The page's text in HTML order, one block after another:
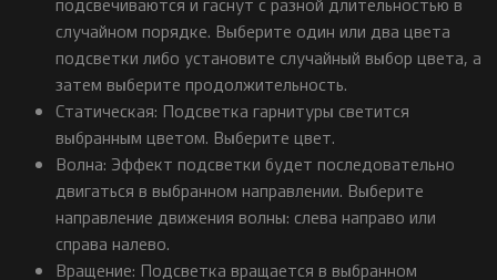
подсвечиваются и гаснут с разной длительностью в
случайном порядке. Выберите один или два цвета
подсветки либо установите случайный выбор цвета, а
затем выберите продолжительность.
Статическая: Подсветка гарнитуры светится
выбранным цветом. Выберите цвет.
Волна: Эффект подсветки будет последовательно
двигаться в выбранном направлении. Выберите
направление движения волны: слева направо или
справа налево.
Вращение: Подсветка вращается в выбранном